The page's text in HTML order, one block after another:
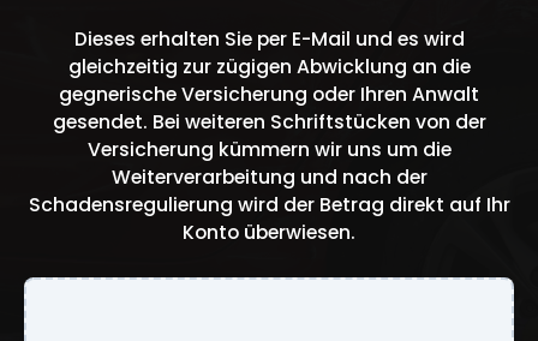
Dieses erhalten Sie per E-Mail und es wird
gleichzeitig zur zügigen Abwicklung an die
gegnerische Versicherung oder Ihren Anwalt
gesendet. Bei weiteren Schriftstücken von der
Versicherung kümmern wir uns um die
Weiterverarbeitung und nach der
Schadensregulierung wird der Betrag direkt auf Ihr
Konto überwiesen.